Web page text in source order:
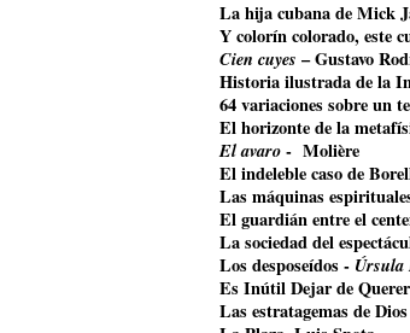
La hija cubana de Mick
Y colorín colorado, este
Cien cuyes – Gustavo
Historia ilustrada de la
64 variaciones sobre un
El horizonte de la
El avaro- Molière
El indeleble caso de
Las máquinas
El guardián entre el
La sociedad del
Los desposeídos - Úrsula
Es Inútil Dejar de
Las estratagemas de